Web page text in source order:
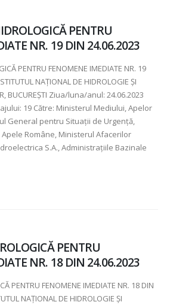
PENTRU
NR. 19 DIN 24.06.2023
PENTRU FENOMENE IMEDIATE NR. 19
NAȚIONAL DE HIDROLOGIE ȘI
BUCUREȘTI Ziua/luna/anul: 24.06.2023
19 Către: Ministerul Mediului, Apelor
General pentru Situaţii de Urgenţă,
Române, Ministerul Afacerilor
S.A., Administraţiile Bazinale
PENTRU
NR. 18 DIN 24.06.2023
PENTRU FENOMENE IMEDIATE NR. 18 DIN
NAȚIONAL DE HIDROLOGIE ȘI